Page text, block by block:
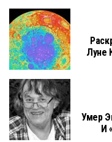
Луне
Умер
И